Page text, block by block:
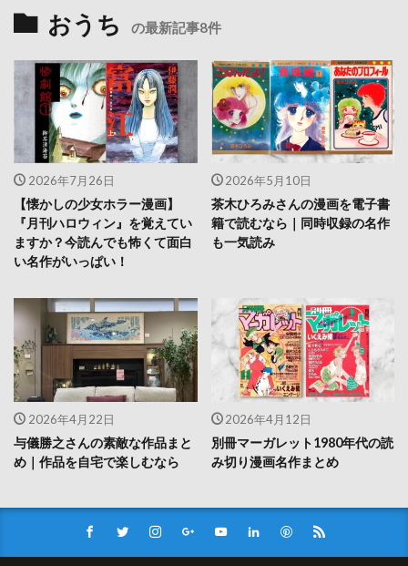
おうち の最新記事8件
2026年7月26日
【懐かしの少女ホラー漫画】
『月刊ハロウィン』を覚えてい
ますか？今読んでも怖くて面白
い名作がいっぱい！
2026年5月10日
茶木ひろみさんの漫画を電子書
籍で読むなら｜同時収録の名作
も一気読み
2026年4月22日
与儀勝之さんの素敵な作品まと
め｜作品を自宅で楽しむなら
2026年4月12日
別冊マーガレット1980年代の読
み切り漫画名作まとめ